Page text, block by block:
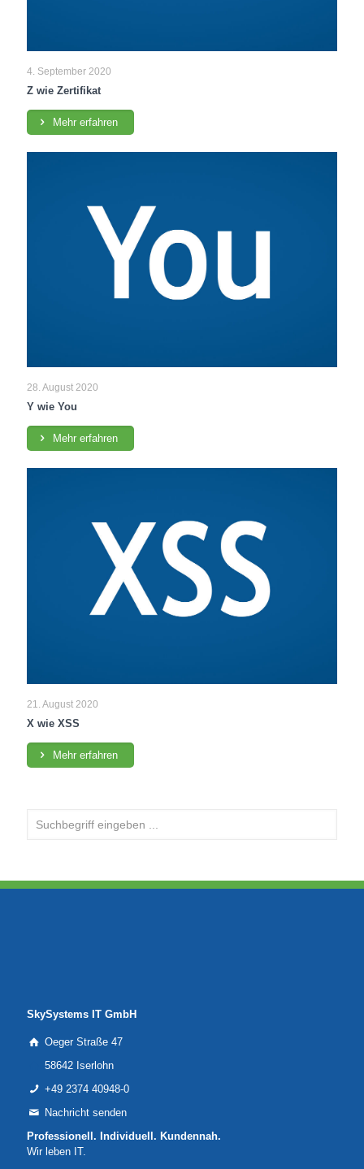
4. September 2020
Z wie Zertifikat
Mehr erfahren
28. August 2020
Y wie You
Mehr erfahren
21. August 2020
X wie XSS
Mehr erfahren
SkySystems IT GmbH
Oeger Straße 47
58642 Iserlohn
+49 2374 40948-0
Nachricht senden
Professionell. Individuell. Kundennah.
Wir leben IT.